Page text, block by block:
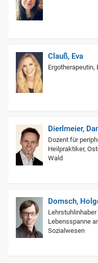
Clauß, Eva
Ergotherapeutin,
Dierlmeier,
Dozent für
Heilpraktiker,
Wald
Domsch,
Lebensspanne
Sozialwesen